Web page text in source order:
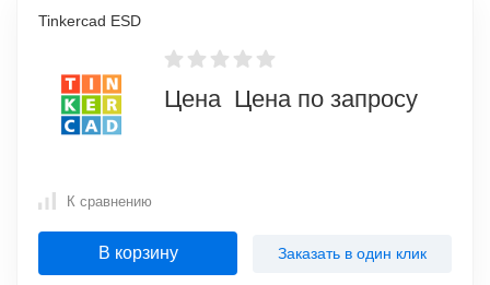
Tinkercad ESD
Цена Цена по запросу
К сравнению
В корзину Заказать в один клик